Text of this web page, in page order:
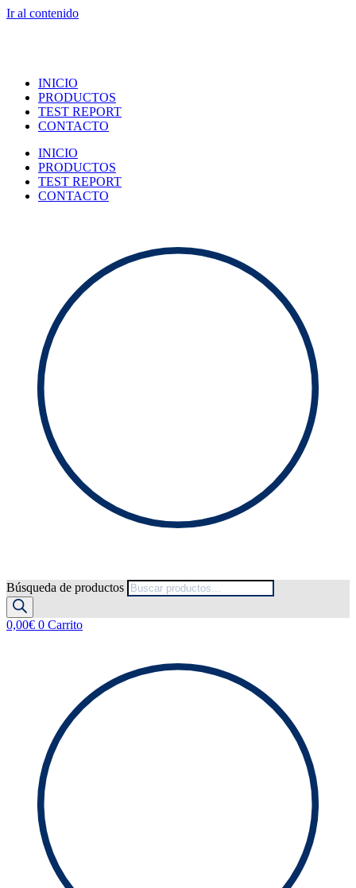
Ir al contenido
INICIO
PRODUCTOS
TEST REPORT
CONTACTO
INICIO
PRODUCTOS
TEST REPORT
CONTACTO
Búsqueda de productos
0,00€ 0 Carrito